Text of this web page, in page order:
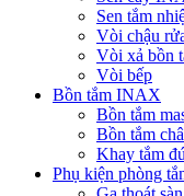
Sen tắm
Vòi chậu
Vòi xả bồn
Vòi bếp
Bồn tắm INAX
Bồn tắm
Bồn tắm
Khay tắm
Phụ kiện phòng